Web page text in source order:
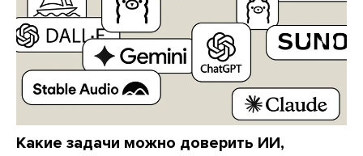
Какие задачи можно доверить ИИ,